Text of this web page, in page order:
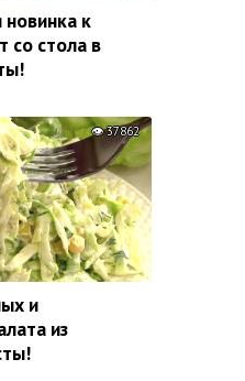
к
со стола в
37862
и
из